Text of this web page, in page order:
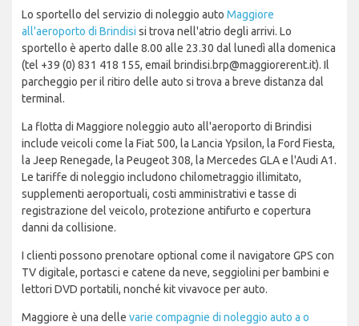
Lo sportello del servizio di noleggio auto Maggiore
all'aeroporto di Brindisi si trova nell'atrio degli arrivi. Lo
sportello è aperto dalle 8.00 alle 23.30 dal lunedì alla domenica
(tel +39 (0) 831 418 155, email brindisi.brp@maggiorerent.it). Il
parcheggio per il ritiro delle auto si trova a breve distanza dal
terminal.
La flotta di Maggiore noleggio auto all'aeroporto di Brindisi
include veicoli come la Fiat 500, la Lancia Ypsilon, la Ford Fiesta,
la Jeep Renegade, la Peugeot 308, la Mercedes GLA e l'Audi A1.
Le tariffe di noleggio includono chilometraggio illimitato,
supplementi aeroportuali, costi amministrativi e tasse di
registrazione del veicolo, protezione antifurto e copertura
danni da collisione.
I clienti possono prenotare optional come il navigatore GPS con
TV digitale, portasci e catene da neve, seggiolini per bambini e
lettori DVD portatili, nonché kit vivavoce per auto.
Maggiore è una delle varie compagnie di noleggio auto a o